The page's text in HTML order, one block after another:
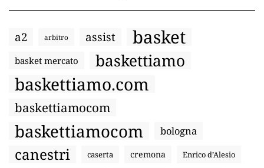
a2 arbitro assist basket
basket mercato baskettiamo
baskettiamo.com
baskettiamocom
baskettiamocom bologna
canestri caserta cremona Enrico d’Alesio